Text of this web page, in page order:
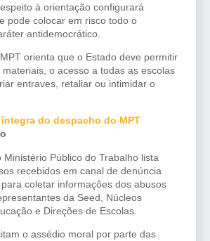
à orientação configurará
pode colocar em risco todo o
antidemocrático.
orienta que o Estado deve permitir
o acesso a todas as escolas
entraves, retaliar ou intimidar o
do despacho do MPT
Ministério Público do Trabalho lista
recebidos em canal de denúncia
coletar informações dos abusos
da Seed, Núcleos
e Direções de Escolas.
o assédio moral por parte das